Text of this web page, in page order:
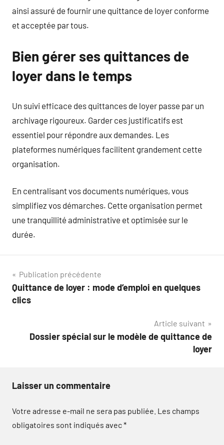
ainsi assuré de fournir une quittance de loyer conforme
et acceptée par tous.
Bien gérer ses quittances de
loyer dans le temps
Un suivi efficace des quittances de loyer passe par un
archivage rigoureux. Garder ces justificatifs est
essentiel pour répondre aux demandes. Les
plateformes numériques facilitent grandement cette
organisation.
En centralisant vos documents numériques, vous
simplifiez vos démarches. Cette organisation permet
une tranquillité administrative et optimisée sur le
durée.
Navigation
de
Publication précédente
Quittance de loyer : mode d’emploi en quelques
clics
Article suivant
Dossier spécial sur le modèle de quittance de
loyer
Laisser un commentaire
Votre adresse e-mail ne sera pas publiée. Les champs
obligatoires sont indiqués avec*